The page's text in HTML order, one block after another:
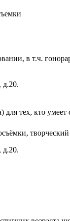
в т.ч.
д.20.
для тех, кто умеет
д.20.